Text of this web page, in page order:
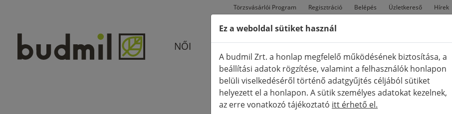
Törzsvásárlói Program Regisztráció Belépés Üzletkereső Hírek
NŐI FÉRFI TÁSKÁK CIPŐK ÚJ
Ez a weboldal sütiket használ
A budmil Zrt. a honlap megfelelő működésének biztosítása, a
beállítási adatok rögzítése, valamint a felhasználók honlapon
belüli viselkedéséről történő adatgyűjtés céljából sütiket
helyezett el a honlapon. A sütik személyes adatokat kezelnek,
az erre vonatkozó tájékoztató itt érhető el.